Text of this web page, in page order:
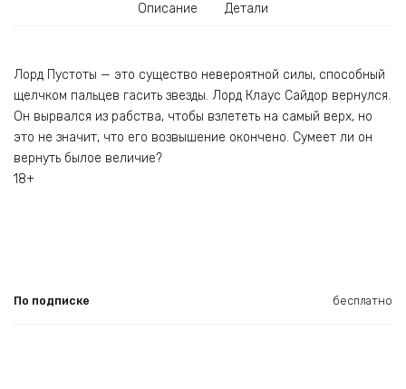
Описание Детали
Лорд Пустоты — это существо невероятной силы, способный
щелчком пальцев гасить звезды. Лорд Клаус Сайдор вернулся.
Он вырвался из рабства, чтобы взлететь на самый верх, но
это не значит, что его возвышение окончено. Сумеет ли он
вернуть былое величие?
18+
По подписке бесплатно